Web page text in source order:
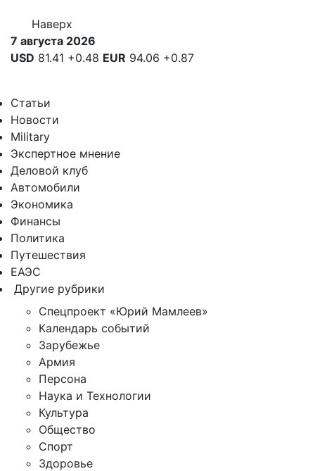
Наверх
7 августа 2026
USD 81.41 +0.48 EUR 94.06 +0.87
Статьи
Новости
Military
Экспертное мнение
Деловой клуб
Автомобили
Экономика
Финансы
Политика
Путешествия
ЕАЭС
Другие рубрики
Спецпроект «Юрий Мамлеев»
Календарь событий
Зарубежье
Армия
Персона
Наука и Технологии
Культура
Общество
Спорт
Здоровье